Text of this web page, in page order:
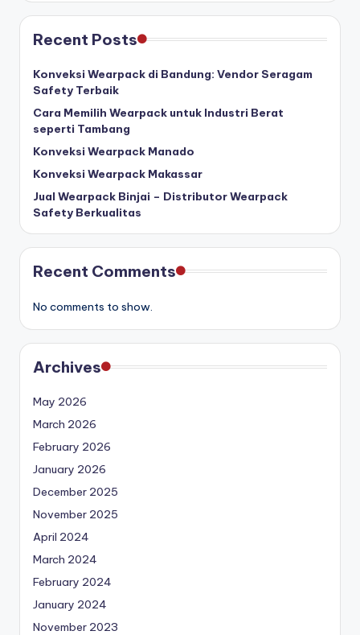
Recent Posts
Konveksi Wearpack di Bandung: Vendor Seragam
Safety Terbaik
Cara Memilih Wearpack untuk Industri Berat
seperti Tambang
Konveksi Wearpack Manado
Konveksi Wearpack Makassar
Jual Wearpack Binjai – Distributor Wearpack
Safety Berkualitas
Recent Comments
No comments to show.
Archives
May 2026
March 2026
February 2026
January 2026
December 2025
November 2025
April 2024
March 2024
February 2024
January 2024
November 2023